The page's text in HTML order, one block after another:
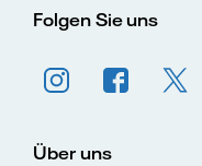
Folgen Sie uns
Über uns